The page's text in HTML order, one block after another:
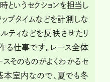
というセクションを担当し
プタイムなどを計測しな
ティなどを反映させたリ
る仕事です。レース全体
スそのものがよくわかるセ
本室内なので、夏でも冬